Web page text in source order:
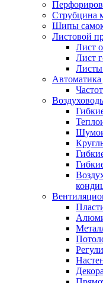
Струбцина
Шипы
Листовой
Лист
Лист
Листы